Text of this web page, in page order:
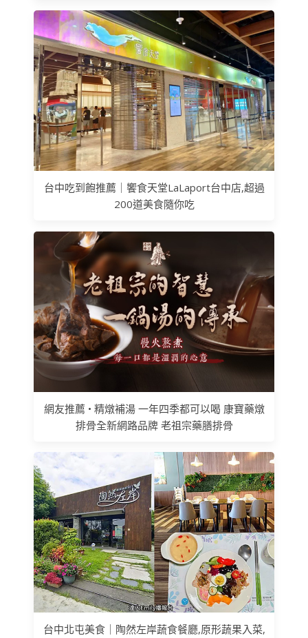
台中吃到飽推薦｜饗食天堂LaLaport台中店,超過
200道美食隨你吃
網友推薦 • 精燉補湯 一年四季都可以喝 康寶藥燉
排骨全新網路品牌 老祖宗藥膳排骨
台中北屯美食｜陶然左岸蔬食餐廳,原形蔬果入菜,